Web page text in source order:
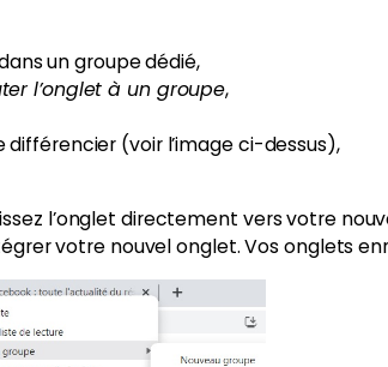
un groupe dédié,
l’onglet à un groupe,
(voir l’image ci-dessus),
l’onglet directement vers votre
votre nouvel onglet. Vos onglets